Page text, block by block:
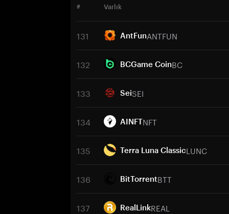
# Varlık
131 AntFunANTFUN
132 BCGame CoinBC
133 SeiSEI
134 AINFTNFT
135 Terra Luna ClassicLUNC
136 BitTorrentBTT
137 RealLinkREAL